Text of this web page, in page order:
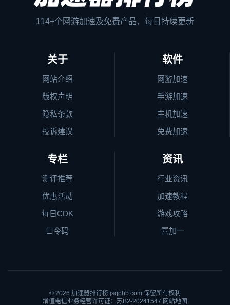
114+个网游加速及免费产品，每日持续更新
关于
网站介绍
版权声明
隐私条款
投诉建议
软件
网游加速
手游加速
主机加速
免费加速
专栏
测评推荐
优惠活动
每日CDK
口令码
资讯
行业资讯
加速教程
游戏攻略
喜加一
© 2026 加速器排行榜 jsqphb.com 保留所有权利
增值电信业务经营许可证：苏B2-20241547 网站地图